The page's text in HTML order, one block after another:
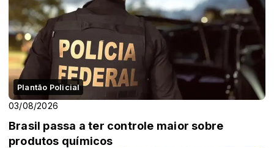
Plantão Policial
03/08/2026
Brasil passa a ter controle maior sobre
produtos químicos